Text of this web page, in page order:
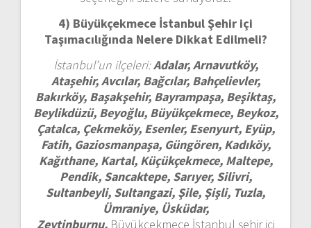
4) Büyükçekmece İstanbul Şehir içi
Taşımacılığında Nelere Dikkat Edilmeli?
İstanbul’un ilçeleri:Adalar, Arnavutköy,
Ataşehir, Avcılar, Bağcılar, Bahçelievler,
Bakırköy, Başakşehir, Bayrampaşa, Beşiktaş,
Beylikdüzü, Beyoğlu, Büyükçekmece, Beykoz,
Çatalca, Çekmeköy, Esenler, Esenyurt, Eyüp,
Fatih, Gaziosmanpaşa, Güngören, Kadıköy,
Kağıthane, Kartal, Küçükçekmece, Maltepe,
Pendik, Sancaktepe, Sarıyer, Silivri,
Sultanbeyli, Sultangazi, Şile, Şişli, Tuzla,
Ümraniye, Üsküdar,
Zeytinburnu. Büyükçekmece İstanbul şehir içi